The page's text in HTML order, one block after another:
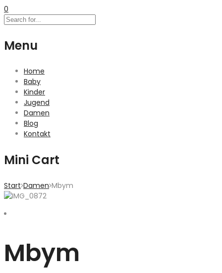
0
Menu
Home
Baby
Kinder
Jugend
Damen
Blog
Kontakt
Mini Cart
Start Damen Mbym
Mbym